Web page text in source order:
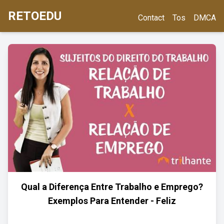
RETOEDU Contact Tos DMCA
Qual a Diferença Entre Trabalho e Emprego?
Exemplos Para Entender - Feliz